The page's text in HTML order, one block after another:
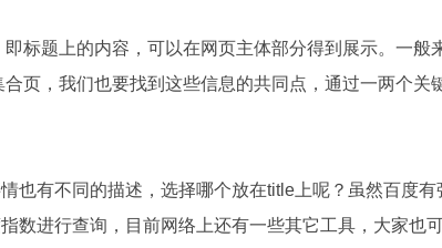
标题上的内容，可以在网页主体部分得到展示。一
页，我们也要找到这些信息的共同点，通过一两个关
也有不同的描述，选择哪个放在title上呢？虽然百度
数进行查询，目前网络上还有一些其它工具，大家也